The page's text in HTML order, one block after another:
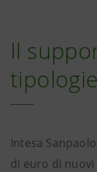
Il
Intesa
di euro di